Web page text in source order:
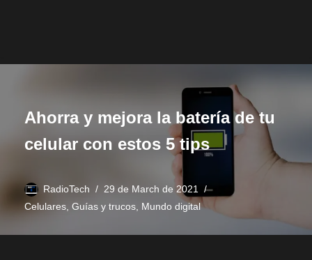
Ahorra y mejora la batería de tu
celular con estos 5 tips
RadioTech
29 de March de 2021
Celulares, Guías y trucos, Mundo digital